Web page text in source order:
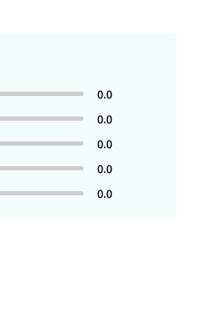
0.0
0.0
0.0
0.0
0.0